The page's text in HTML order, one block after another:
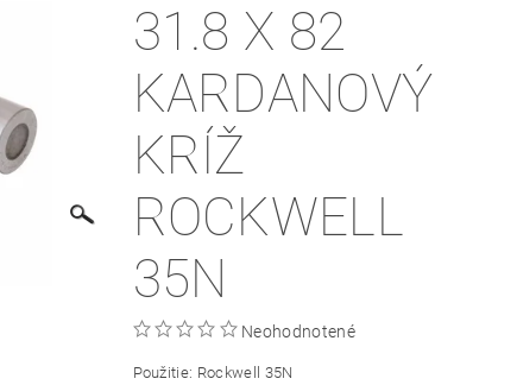
31.8 X 82
KARDANOVÝ
KRÍŽ
ROCKWELL
35N
Neohodnotené
Použitie: Rockwell 35N